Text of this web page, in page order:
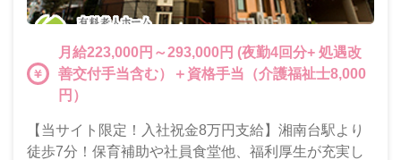
月給223,000円～293,000円 (夜勤4回分+ 処遇改
善交付手当含む）＋資格手当（介護福祉士8,000
円）
【当サイト限定！入社祝金8万円支給】湘南台駅より
徒歩7分！保育補助や社員食堂他、福利厚生が充実し